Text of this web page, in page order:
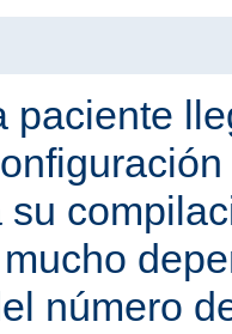
paciente
su
número